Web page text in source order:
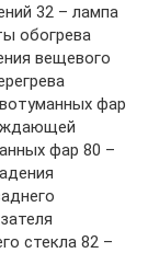
32 – лампа
обогрева
вещевого
фар
фар 80 –
стекла 82 –